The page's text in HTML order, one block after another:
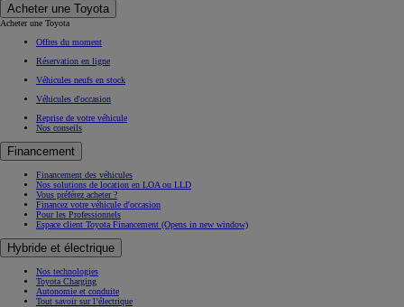
Acheter une Toyota
Acheter une Toyota
Offres du moment
Réservation en ligne
Véhicules neufs en stock
Véhicules d'occasion
Reprise de votre véhicule
Nos conseils
Financement
Financement des véhicules
Nos solutions de location en LOA ou LLD
Vous préférez acheter ?
Financez votre véhicule d'occasion
Pour les Professionnels
Espace client Toyota Financement (Opens in new window)
Hybride et électrique
Nos technologies
Toyota Charging
Autonomie et conduite
Tout savoir sur l’électrique